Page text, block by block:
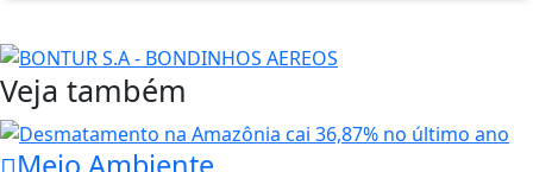
Veja também
Meio Ambiente